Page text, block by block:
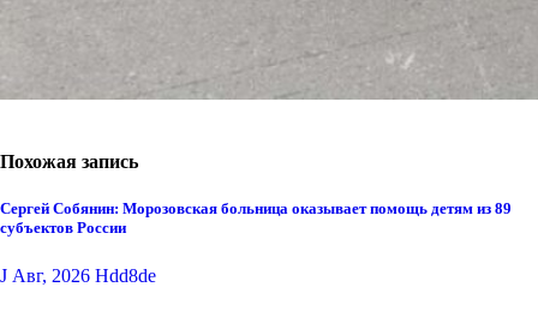
Похожая запись
Сергей Собянин: Морозовская больница оказывает помощь детям из 89
субъектов России
J Авг, 2026 Hdd8de